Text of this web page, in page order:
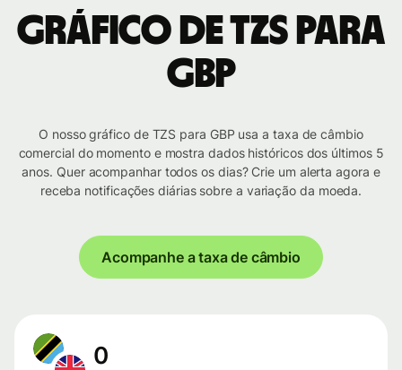
Gráfico de TZS para
GBP
O nosso gráfico de TZS para GBP usa a taxa de câmbio
comercial do momento e mostra dados históricos dos últimos 5
anos. Quer acompanhar todos os dias? Crie um alerta agora e
receba notificações diárias sobre a variação da moeda.
Acompanhe a taxa de câmbio
0